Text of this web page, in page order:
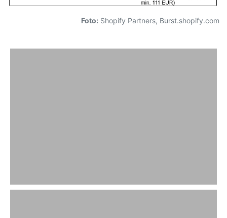
Foto: Shopify Partners, Burst.shopify.com